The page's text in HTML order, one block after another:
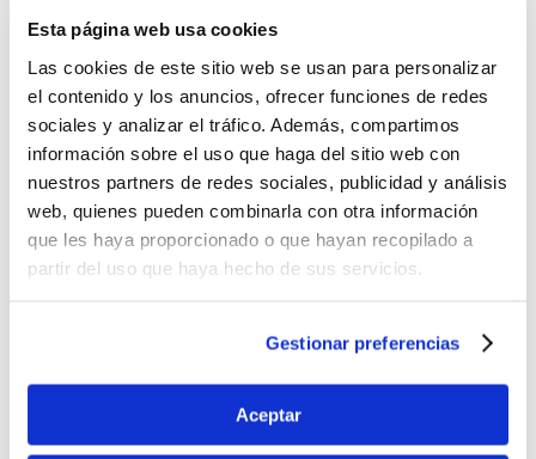
Esta página web usa cookies
Las cookies de este sitio web se usan para personalizar
el contenido y los anuncios, ofrecer funciones de redes
sociales y analizar el tráfico. Además, compartimos
información sobre el uso que haga del sitio web con
nuestros partners de redes sociales, publicidad y análisis
web, quienes pueden combinarla con otra información
que les haya proporcionado o que hayan recopilado a
partir del uso que haya hecho de sus servicios.
Gestionar preferencias
Aceptar
FARMACIA GARCIA SOSA, SANDRA
AV. DE LA IGLESIA, 19